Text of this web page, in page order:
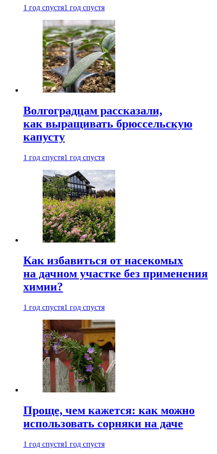
1 год спустя1 год спустя
Волгоградцам рассказали,
как выращивать брюссельскую
капусту
1 год спустя1 год спустя
Как избавиться от насекомых
на дачном участке без применения
химии?
1 год спустя1 год спустя
Проще, чем кажется: как можно
использовать сорняки на даче
1 год спустя1 год спустя